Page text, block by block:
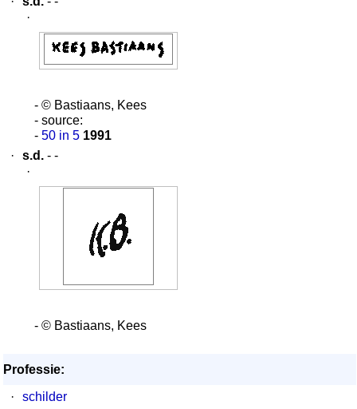
·
- © Bastiaans, Kees
- source:
- 50 in 5 1991
·
s.d. - -
·
- © Bastiaans, Kees
Professie:
·
schilder